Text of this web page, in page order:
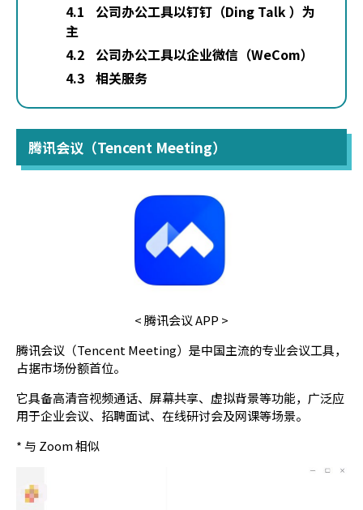
4.1
公司办公工具以钉钉（Ding Talk ）为
主
4.2 公司办公工具以企业微信（WeCom）
4.3 相关服务
腾讯会议（Tencent Meeting）
< 腾讯会议 APP >
腾讯会议（Tencent Meeting）是中国主流的专业会议工具，
占据市场份额首位。
它具备高清音视频通话、屏幕共享、虚拟背景等功能，广泛应
用于企业会议、招聘面试、在线研讨会及网课等场景。
* 与 Zoom 相似